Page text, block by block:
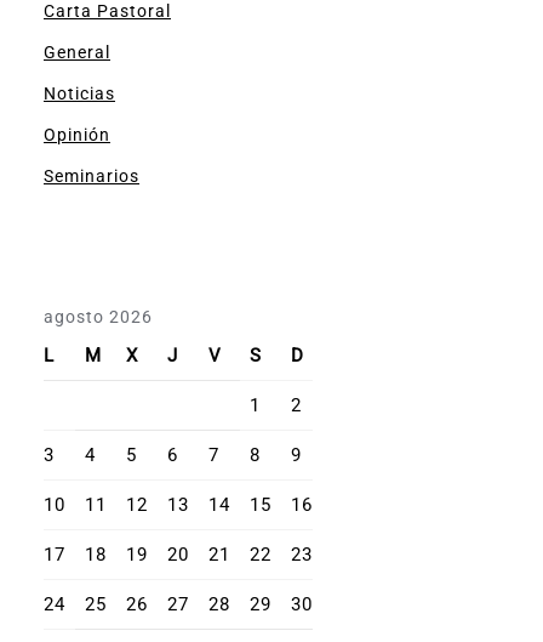
Carta Pastoral
General
Noticias
Opinión
Seminarios
agosto 2026
L M X J V S D
1 2
3 4 5 6 7 8 9
10 11 12 13 14 15 16
17 18 19 20 21 22 23
24 25 26 27 28 29 30